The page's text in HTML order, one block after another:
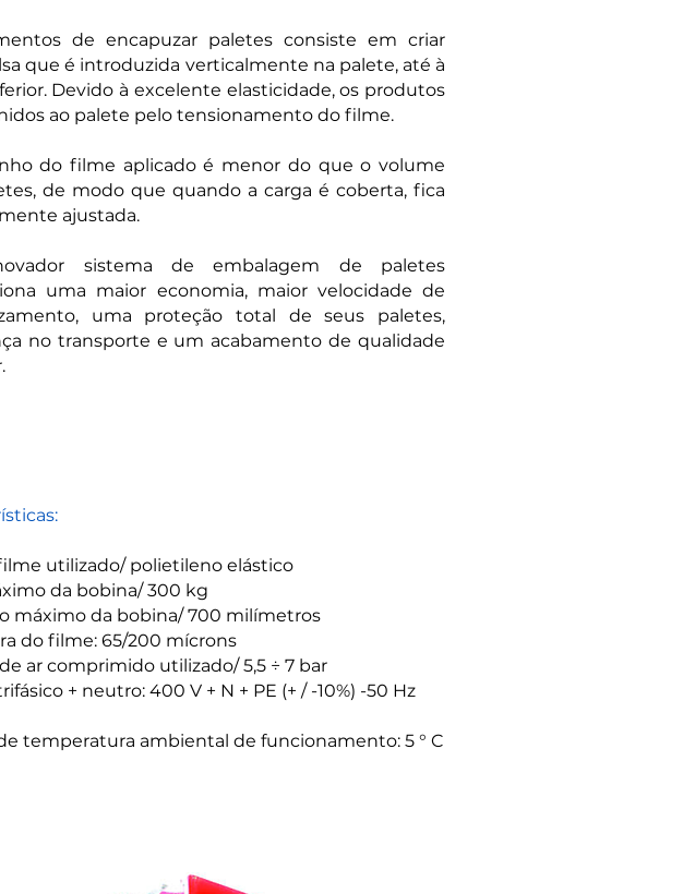
de encapuzar paletes consiste em criar
que é introduzida verticalmente na palete, até à
Devido à excelente elasticidade, os produtos
ao palete pelo tensionamento do filme.
do filme aplicado é menor do que o volume
de modo que quando a carga é coberta, fica
ajustada.
sistema de embalagem de paletes
uma maior economia, maior velocidade de
uma proteção total de seus paletes,
no transporte e um acabamento de qualidade
utilizado/ polietileno elástico
da bobina/ 300 kg
máximo da bobina/ 700 milímetros
do filme: 65/200 mícrons
ar comprimido utilizado/ 5,5 ÷ 7 bar
+ neutro: 400 V + N + PE (+ / -10%) -50 Hz
temperatura ambiental de funcionamento: 5 ° C